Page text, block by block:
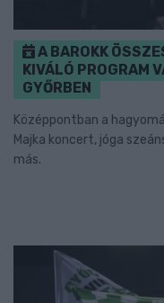
A BAROKK
KIVÁLÓ PROGRAM
GYŐRBEN
Középpontban a
Majka koncert, jóga
más.